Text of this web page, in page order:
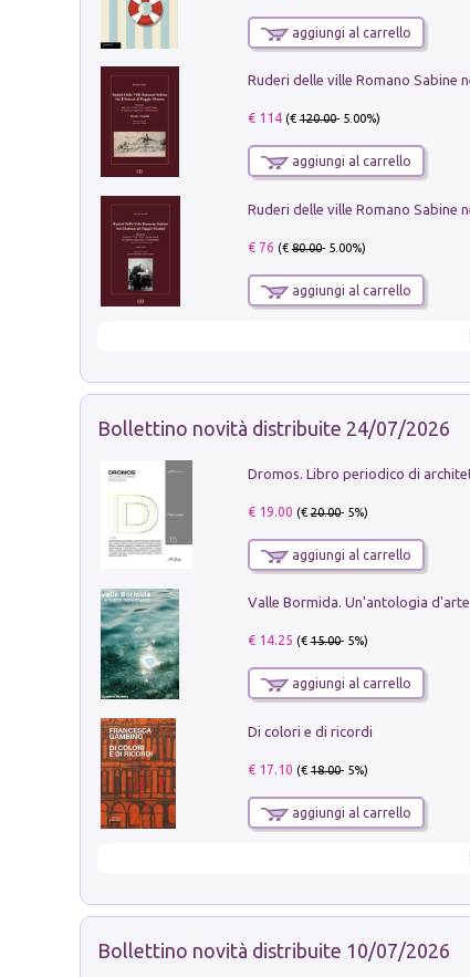
aggiungi al carrello
€ 114(€120.00- 5.00%)
aggiungi al carrello
€ 76 (€80.00- 5.00%)
aggiungi al carrello
Bollettino novità distribuite 24/07/2026
€ 19.00 (€20.00- 5%)
aggiungi al carrello
Valle Bormida. Un'antologia d'arte
€ 14.25 (€15.00- 5%)
aggiungi al carrello
Di colori e di ricordi
€ 17.10 (€18.00- 5%)
aggiungi al carrello
Bollettino novità distribuite 10/07/2026